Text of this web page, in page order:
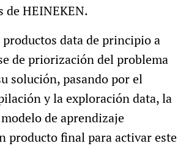
de HEINEKEN.
data de principio a
de priorización del problema
solución, pasando por el
y la exploración data, la
de aprendizaje
producto final para activar este